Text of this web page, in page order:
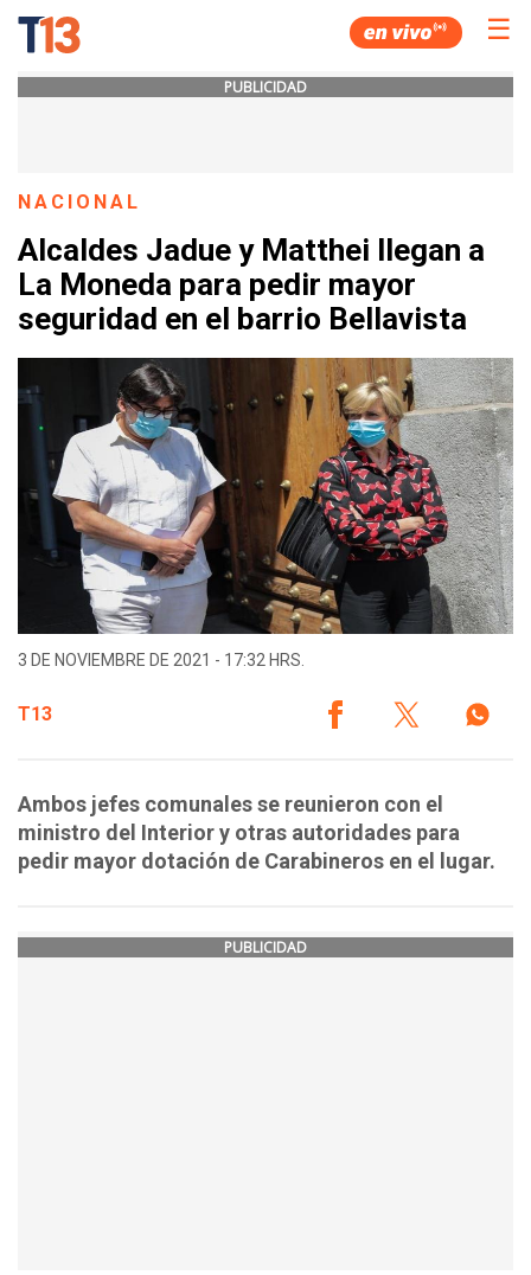
☰
PUBLICIDAD
NACIONAL
Alcaldes Jadue y Matthei llegan a
La Moneda para pedir mayor
seguridad en el barrio Bellavista
3 DE NOVIEMBRE DE 2021 - 17:32 HRS.
T13
Ambos jefes comunales se reunieron con el
ministro del Interior y otras autoridades para
pedir mayor dotación de Carabineros en el lugar.
PUBLICIDAD